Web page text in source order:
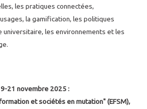
les pratiques connectées,
la gamification, les politiques
universitaire, les environnements et les
21 novembre 2025 :
et sociétés en mutation" (EFSM),